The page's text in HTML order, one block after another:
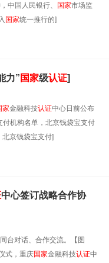
中国人民银行、 国家市场监
国家统一推行的]
力” 国家级认证]
家金融科技认证中心日前公布
付机构名单，北京钱袋宝支付
京钱袋宝支付]
中心签订战略合作协
同台对话、合作交流。【图
式，重庆国家金融科技认证中